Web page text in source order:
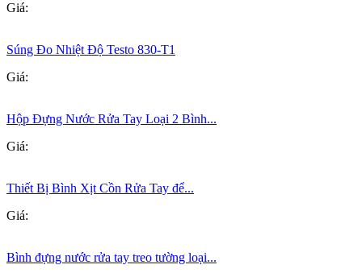
Giá:
Súng Đo Nhiệt Độ Testo 830-T1
Giá:
Hộp Đựng Nước Rửa Tay Loại 2 Bình...
Giá:
Thiết Bị Bình Xịt Cồn Rửa Tay để...
Giá:
Bình đựng nước rửa tay treo tường loại...